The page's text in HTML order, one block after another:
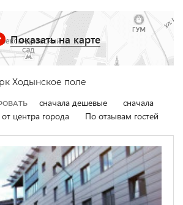
Показать на карте
Ходынское поле
сначала дешевые
сначала
центра города По отзывам гостей